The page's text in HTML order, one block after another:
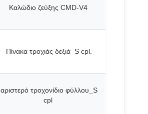
Καλώδιο ζεύξης CMD-V4
Πίνακα τροχιάς δεξιά_S cpl.
αριστερό τροχονίδιο φύλλου_S
cpl